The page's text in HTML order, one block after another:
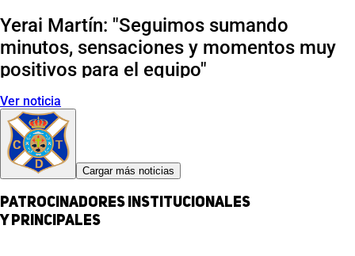
Yerai Martín: "Seguimos sumando
minutos, sensaciones y momentos muy
positivos para el equipo"
Ver noticia
Cargar más noticias
Patrocinadores institucionales
y principales